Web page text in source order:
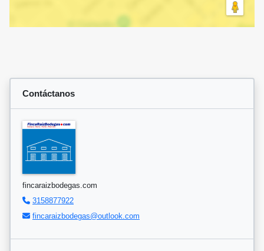
Contáctanos
fincaraizbodegas.com
3158877922
fincaraizbodegas@outlook.com